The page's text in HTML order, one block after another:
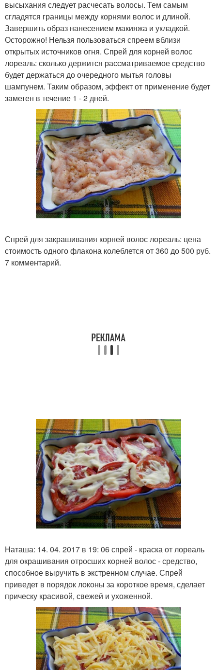
высыхания следует расчесать волосы. Тем самым
сгладятся границы между корнями волос и длиной.
Завершить образ нанесением макияжа и укладкой.
Осторожно! Нельзя пользоваться спреем вблизи
открытых источников огня. Спрей для корней волос
лореаль: сколько держится рассматриваемое средство
будет держаться до очередного мытья головы
шампунем. Таким образом, эффект от применение будет
заметен в течение 1 - 2 дней.
Спрей для закрашивания корней волос лореаль: цена
стоимость одного флакона колеблется от 360 до 500 руб.
7 комментарий.
Наташа: 14. 04. 2017 в 19: 06 спрей - краска от лореаль
для окрашивания отросших корней волос - средство,
способное выручить в экстренном случае. Спрей
приведет в порядок локоны за короткое время, сделает
прическу красивой, свежей и ухоженной.